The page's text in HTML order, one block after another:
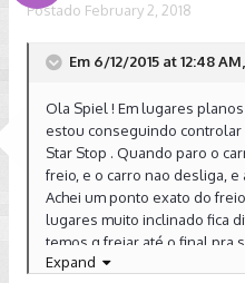
Postado February 2, 2018
Em 6/12/2015 at 12:48
Ola Spiel ! Em lugares planos
estou conseguindo controlar
Star Stop . Quando paro o
freio, e o carro nao desliga,
Achei um ponto exato do
lugares muito inclinado fica
temos q freiar até o final pra
mesmo. Neste caso eu
Expand